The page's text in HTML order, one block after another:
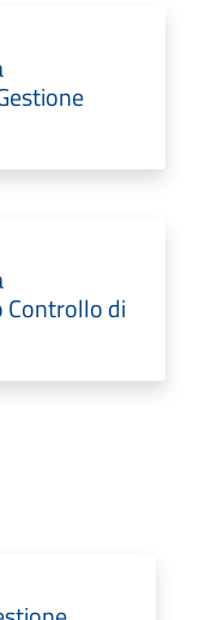
Controllo di